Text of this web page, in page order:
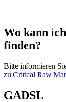
Wo kann
finden?
Bitte informieren
zu Critical Raw
GADSL